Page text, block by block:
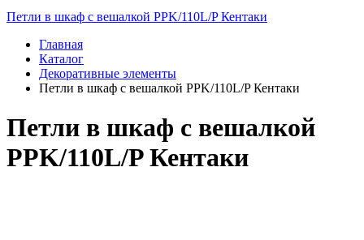
Петли в шкаф с вешалкой PPK/110L/P Кентаки
Главная
Каталог
Декоративные элементы
Петли в шкаф с вешалкой PPK/110L/P Кентаки
Петли в шкаф с вешалкой
PPK/110L/P Кентаки